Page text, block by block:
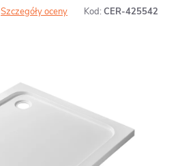
Szczegóły oceny Kod: CER-425542